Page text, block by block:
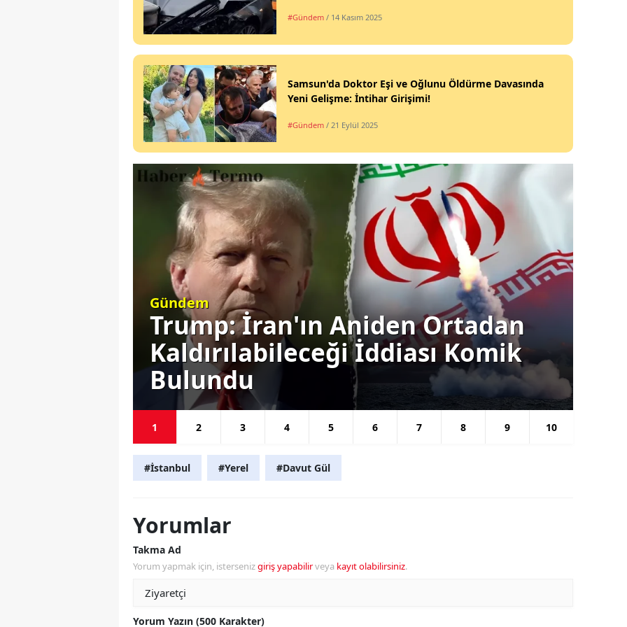
#Gündem / 14 Kasım 2025
Samsun'da Doktor Eşi ve Oğlunu Öldürme Davasında
Yeni Gelişme: İntihar Girişimi!
#Gündem / 21 Eylül 2025
Gündem
Trump: İran'ın Aniden Ortadan
Kaldırılabileceği İddiası Komik
Bulundu
1 2 3 4 5 6 7 8 9 10
#İstanbul #Yerel #Davut Gül
Yorumlar
Takma Ad
Yorum yapmak için, istersenizgiriş yapabilirveya kayıt olabilirsiniz.
Yorum Yazın (500 Karakter)